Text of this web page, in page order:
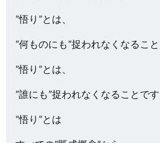
”悟り”とは、
”何ものにも”捉われなくなること
”悟り”とは、
”誰にも”捉われなくなることです
”悟り”とは